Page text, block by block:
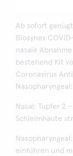
Ab sofort
Biosynex
nasale
bestehend Kit
Coronavirus
Nasopharyngeal:
Nasal: Tupfer 2
Schleimhäute
einführen und